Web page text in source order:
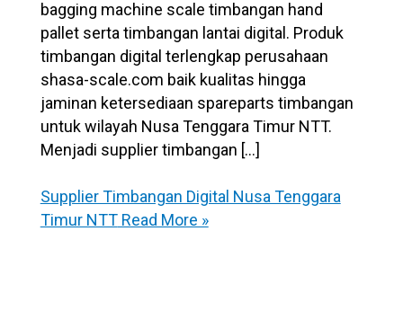
bagging machine scale timbangan hand
pallet serta timbangan lantai digital. Produk
timbangan digital terlengkap perusahaan
shasa-scale.com baik kualitas hingga
jaminan ketersediaan spareparts timbangan
untuk wilayah Nusa Tenggara Timur NTT.
Menjadi supplier timbangan […]
Supplier Timbangan Digital Nusa Tenggara
Timur NTTRead More »